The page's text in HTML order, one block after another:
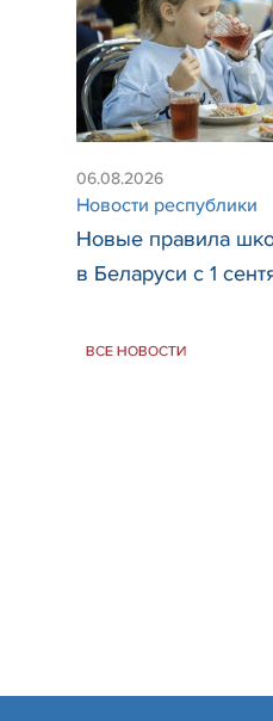
06.08.2026
Новости республики
Новые правила
в Беларуси с 1
ВСЕ НОВОСТИ